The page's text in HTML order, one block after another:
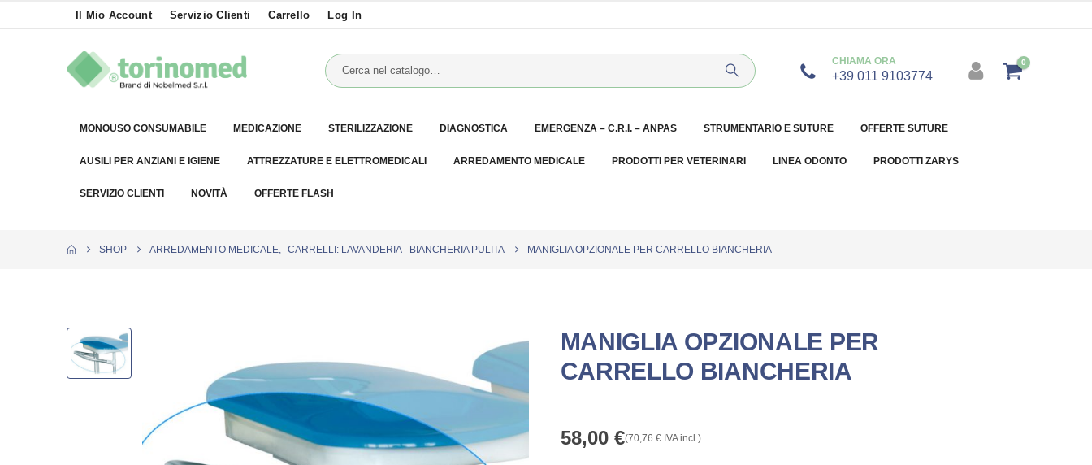
Il Mio Account Servizio Clienti Carrello Log In
CHIAMA ORA
+39 011 9103774
0
MONOUSO CONSUMABILE MEDICAZIONE STERILIZZAZIONE DIAGNOSTICA EMERGENZA – C.R.I. – ANPAS STRUMENTARIO E SUTURE OFFERTE SUTURE
AUSILI PER ANZIANI E IGIENE ATTREZZATURE E ELETTROMEDICALI ARREDAMENTO MEDICALE PRODOTTI PER VETERINARI LINEA ODONTO PRODOTTI ZARYS
SERVIZIO CLIENTI NOVITÀ OFFERTE FLASH
SHOP ARREDAMENTO MEDICALE CARRELLI: LAVANDERIA - BIANCHERIA PULITA MANIGLIA OPZIONALE PER CARRELLO BIANCHERIA
MANIGLIA OPZIONALE PER
CARRELLO BIANCHERIA
58,00 €(70,76 €IVA incl.)